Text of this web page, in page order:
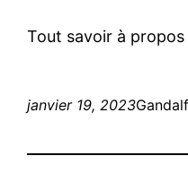
Tout savoir à propos
janvier 19, 2023Gandalf